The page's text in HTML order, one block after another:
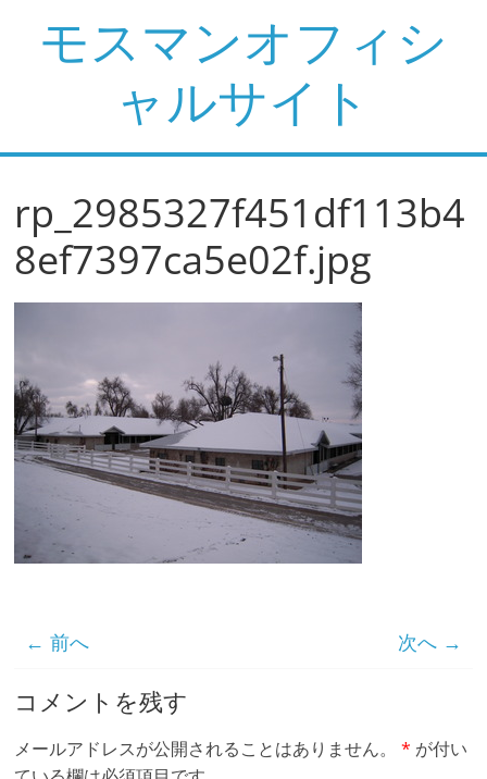
へ
モスマンオフィシ
ャルサイト
rp_2985327f451df113b4
8ef7397ca5e02f.jpg
← 前へ 次へ →
コメントを残す
メールアドレスが公開されることはありません。 * が付い